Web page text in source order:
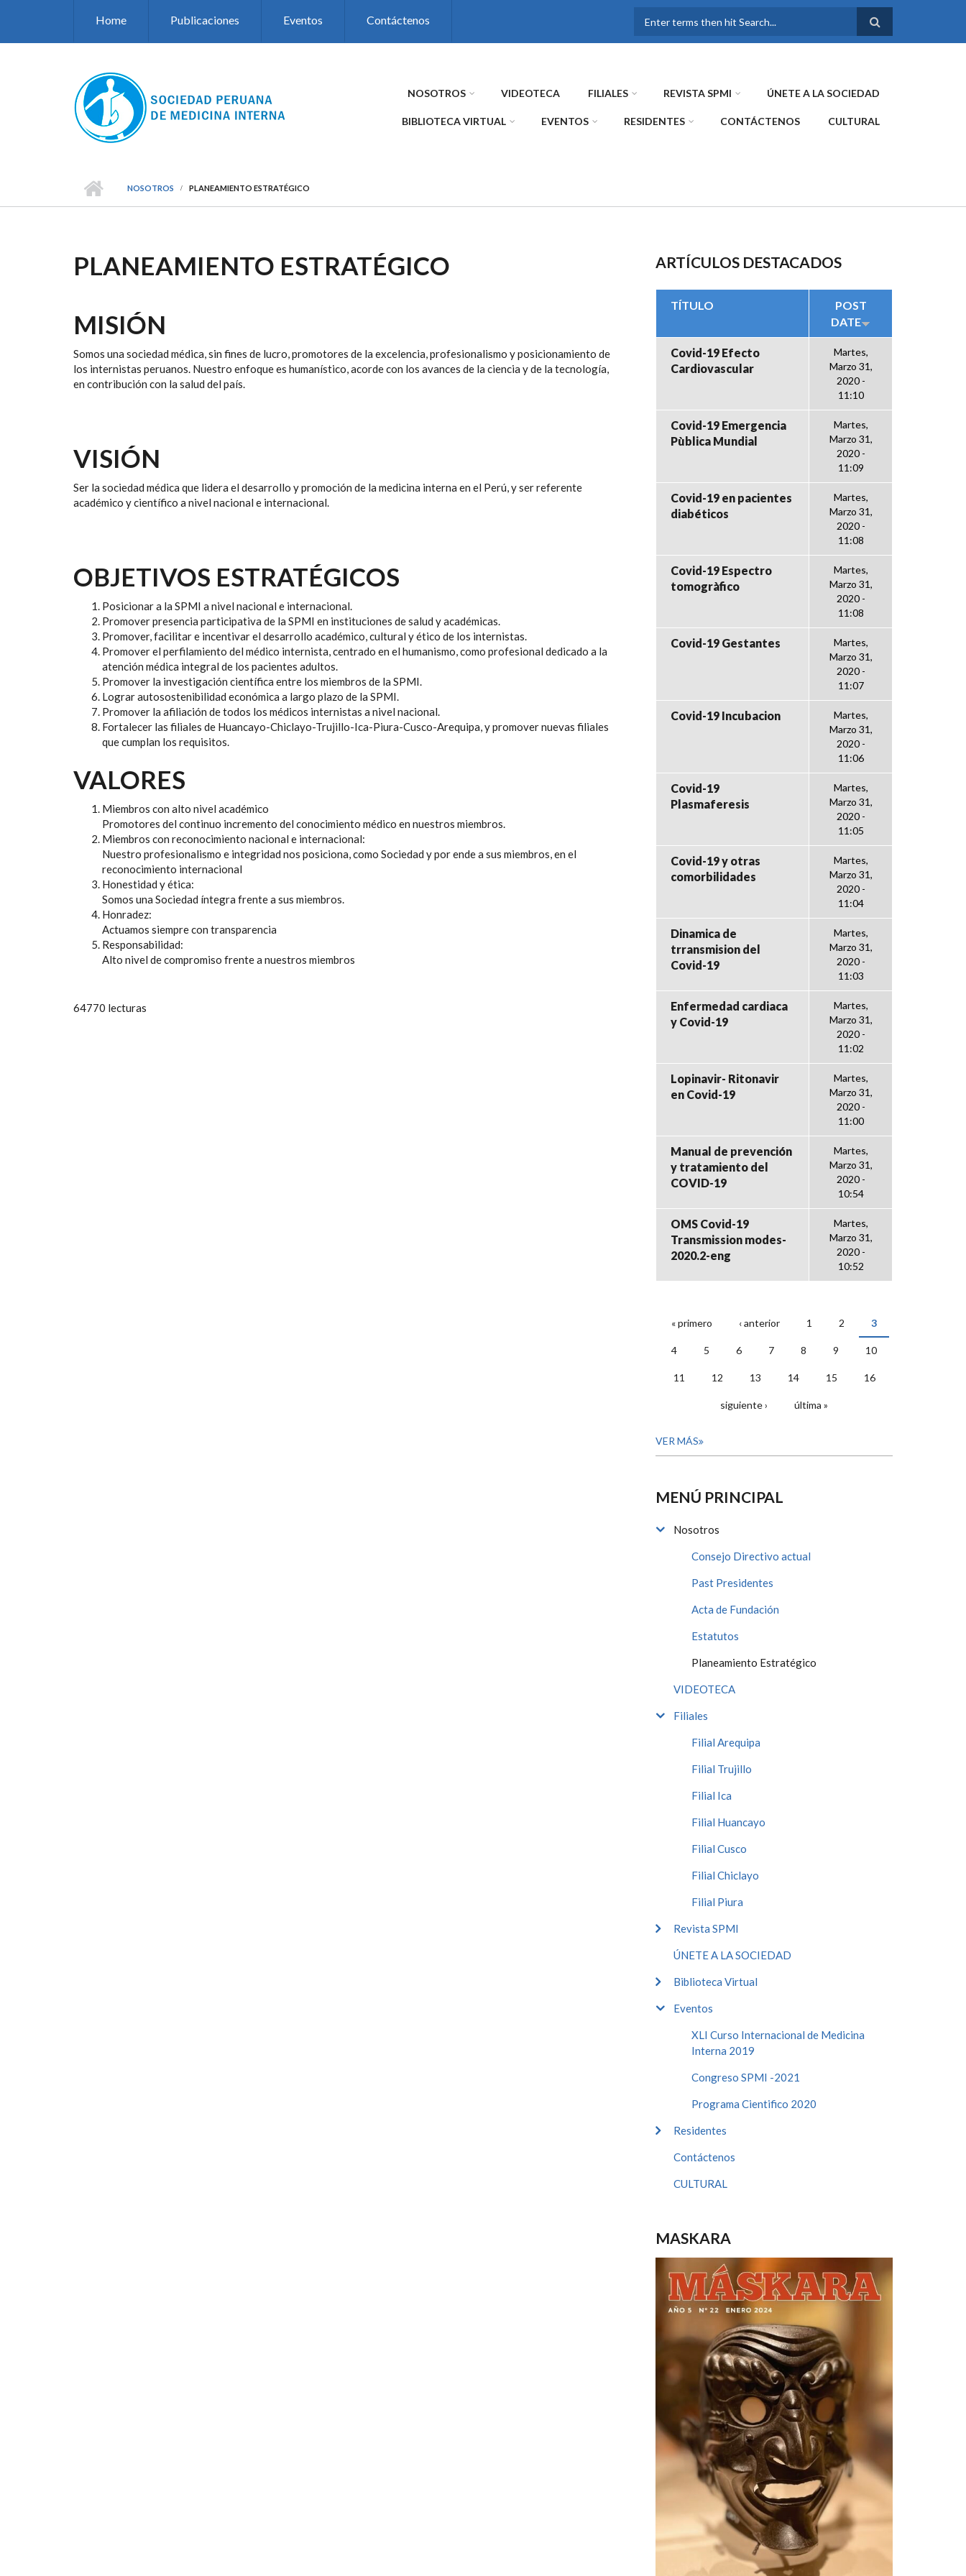
Home Publicaciones Eventos Contáctenos
FORMULARIO DE
NOSOTROS VIDEOTECA FILIALES REVISTA SPMI ÚNETE A LA SOCIEDAD
BIBLIOTECA VIRTUAL EVENTOS RESIDENTES CONTÁCTENOS CULTURAL
NOSOTROS PLANEAMIENTO ESTRATÉGICO
PLANEAMIENTO ESTRATÉGICO
MISIÓN
Somos una sociedad médica, sin fines de lucro, promotores de la excelencia, profesionalismo y posicionamiento de
los internistas peruanos. Nuestro enfoque es humanístico, acorde con los avances de la ciencia y de la tecnología,
en contribución con la salud del país.
VISIÓN
Ser la sociedad médica que lidera el desarrollo y promoción de la medicina interna en el Perú, y ser referente
académico y científico a nivel nacional e internacional.
OBJETIVOS ESTRATÉGICOS
Posicionar a la SPMI a nivel nacional e internacional.
Promover presencia participativa de la SPMI en instituciones de salud y académicas.
Promover, facilitar e incentivar el desarrollo académico, cultural y ético de los internistas.
Promover el perfilamiento del médico internista, centrado en el humanismo, como profesional dedicado a la
atención médica integral de los pacientes adultos.
Promover la investigación científica entre los miembros de la SPMI.
Lograr autosostenibilidad económica a largo plazo de la SPMI.
Promover la afiliación de todos los médicos internistas a nivel nacional.
Fortalecer las filiales de Huancayo-Chiclayo-Trujillo-Ica-Piura-Cusco-Arequipa, y promover nuevas filiales
que cumplan los requisitos.
VALORES
Miembros con alto nivel académico
Promotores del continuo incremento del conocimiento médico en nuestros miembros.
Miembros con reconocimiento nacional e internacional:
Nuestro profesionalismo e integridad nos posiciona, como Sociedad y por ende a sus miembros, en el
reconocimiento internacional
Honestidad y ética:
Somos una Sociedad íntegra frente a sus miembros.
Honradez:
Actuamos siempre con transparencia
Responsabilidad:
Alto nivel de compromiso frente a nuestros miembros
64770 lecturas
ARTÍCULOS DESTACADOS
TÍTULO
POST
DATE
Covid-19 Efecto
Cardiovascular
Martes,
Marzo 31,
2020 -
11:10
Covid-19 Emergencia
Pùblica Mundial
Martes,
Marzo 31,
2020 -
11:09
Covid-19 en pacientes
diabéticos
Martes,
Marzo 31,
2020 -
11:08
Covid-19 Espectro
tomogràfico
Martes,
Marzo 31,
2020 -
11:08
Covid-19 Gestantes
Martes,
Marzo 31,
2020 -
11:07
Covid-19 Incubacion
Martes,
Marzo 31,
2020 -
11:06
Covid-19
Plasmaferesis
Martes,
Marzo 31,
2020 -
11:05
Covid-19 y otras
comorbilidades
Martes,
Marzo 31,
2020 -
11:04
Dinamica de
trransmision del
Covid-19
Martes,
Marzo 31,
2020 -
11:03
Enfermedad cardiaca
y Covid-19
Martes,
Marzo 31,
2020 -
11:02
Lopinavir- Ritonavir
en Covid-19
Martes,
Marzo 31,
2020 -
11:00
Manual de prevención
y tratamiento del
COVID-19
Martes,
Marzo 31,
2020 -
10:54
OMS Covid-19
Transmission modes-
2020.2-eng
Martes,
Marzo 31,
2020 -
10:52
PÁGINAS
« primero ‹ anterior 1 2 3
4 5 6 7 8 9 10
11 12 13 14 15 16
siguiente › última »
VER MÁS
MENÚ PRINCIPAL
Nosotros
Consejo Directivo actual
Past Presidentes
Acta de Fundación
Estatutos
Planeamiento Estratégico
VIDEOTECA
Filiales
Filial Arequipa
Filial Trujillo
Filial Ica
Filial Huancayo
Filial Cusco
Filial Chiclayo
Filial Piura
Revista SPMI
ÚNETE A LA SOCIEDAD
Biblioteca Virtual
Eventos
XLI Curso Internacional de Medicina
Interna 2019
Congreso SPMI -2021
Programa Cientifico 2020
Residentes
Contáctenos
CULTURAL
MASKARA